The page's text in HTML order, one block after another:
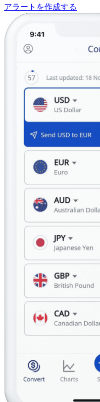
アラートを作成する